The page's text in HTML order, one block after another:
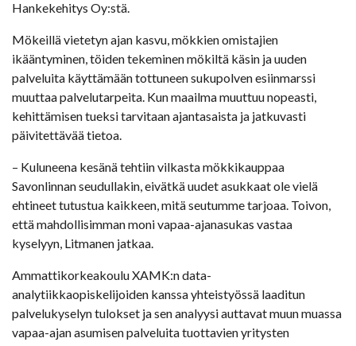
Hankekehitys Oy:stä.
Mökeillä vietetyn ajan kasvu, mökkien omistajien
ikääntyminen, töiden tekeminen mökiltä käsin ja uuden
palveluita käyttämään tottuneen sukupolven esiinmarssi
muuttaa palvelutarpeita. Kun maailma muuttuu nopeasti,
kehittämisen tueksi tarvitaan ajantasaista ja jatkuvasti
päivitettävää tietoa.
– Kuluneena kesänä tehtiin vilkasta mökkikauppaa
Savonlinnan seudullakin, eivätkä uudet asukkaat ole vielä
ehtineet tutustua kaikkeen, mitä seutumme tarjoaa. Toivon,
että mahdollisimman moni vapaa-ajanasukas vastaa
kyselyyn, Litmanen jatkaa.
Ammattikorkeakoulu XAMK:n data-
analytiikkaopiskelijoiden kanssa yhteistyössä laaditun
palvelukyselyn tulokset ja sen analyysi auttavat muun muassa
vapaa-ajan asumisen palveluita tuottavien yritysten